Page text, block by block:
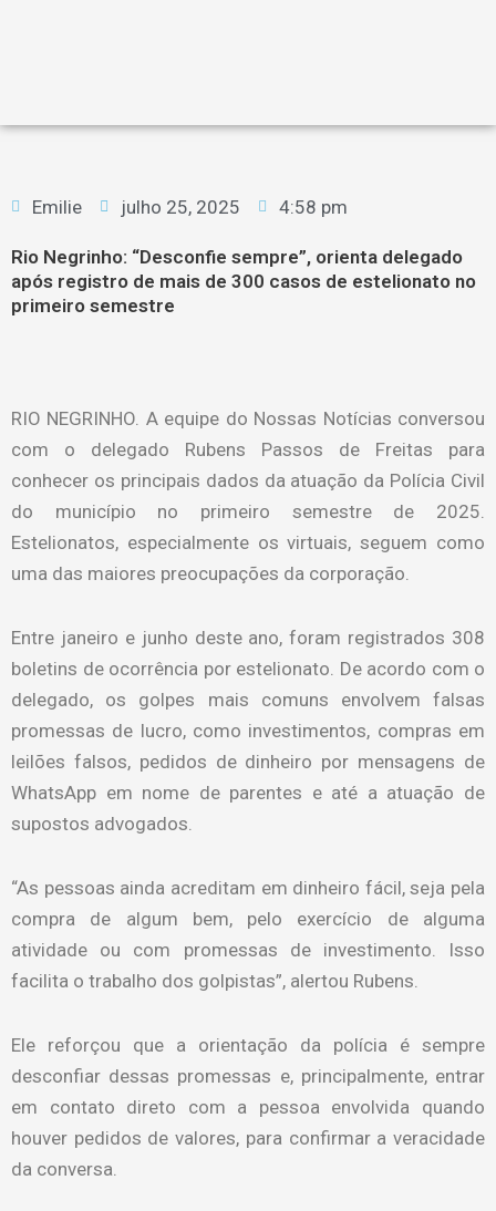
Emilie julho 25, 2025 4:58 pm
Rio Negrinho: “Desconfie sempre”, orienta delegado
após registro de mais de 300 casos de estelionato no
primeiro semestre
RIO NEGRINHO. A equipe do Nossas Notícias conversou
com o delegado Rubens Passos de Freitas para
conhecer os principais dados da atuação da Polícia Civil
do município no primeiro semestre de 2025.
Estelionatos, especialmente os virtuais, seguem como
uma das maiores preocupações da corporação.
Entre janeiro e junho deste ano, foram registrados 308
boletins de ocorrência por estelionato. De acordo com o
delegado, os golpes mais comuns envolvem falsas
promessas de lucro, como investimentos, compras em
leilões falsos, pedidos de dinheiro por mensagens de
WhatsApp em nome de parentes e até a atuação de
supostos advogados.
“As pessoas ainda acreditam em dinheiro fácil, seja pela
compra de algum bem, pelo exercício de alguma
atividade ou com promessas de investimento. Isso
facilita o trabalho dos golpistas”, alertou Rubens.
Ele reforçou que a orientação da polícia é sempre
desconfiar dessas promessas e, principalmente, entrar
em contato direto com a pessoa envolvida quando
houver pedidos de valores, para confirmar a veracidade
da conversa.